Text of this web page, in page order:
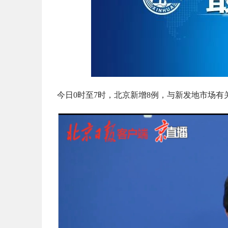
今日0时至7时，北京新增8例，与新发地市场有